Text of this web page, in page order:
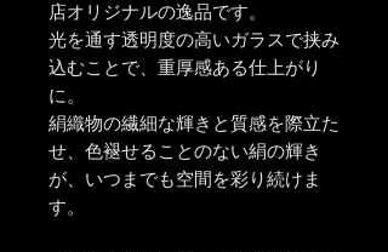
店オリジナルの逸品です。
光を通す透明度の高いガラスで挟み
込むことで、重厚感ある仕上がり
に。
絹織物の繊細な輝きと質感を際立た
せ、色褪せることのない絹の輝き
が、いつまでも空間を彩り続けま
す。